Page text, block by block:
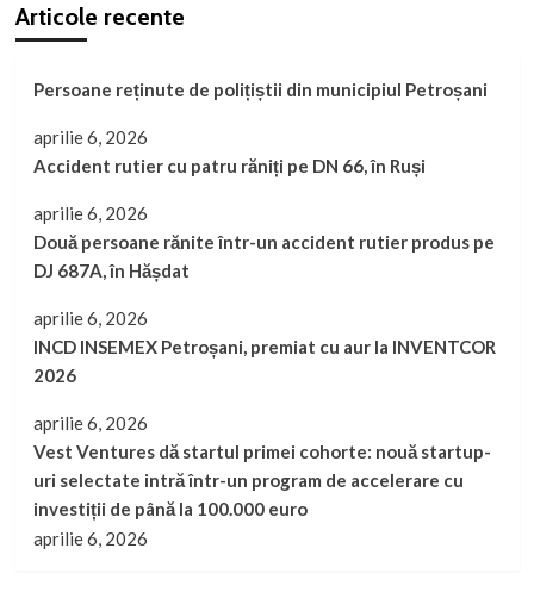
Articole recente
Persoane reținute de polițiștii din municipiul Petroșani
aprilie 6, 2026
Accident rutier cu patru răniți pe DN 66, în Ruși
aprilie 6, 2026
Două persoane rănite într-un accident rutier produs pe
DJ 687A, în Hășdat
aprilie 6, 2026
INCD INSEMEX Petroșani, premiat cu aur la INVENTCOR
2026
aprilie 6, 2026
Vest Ventures dă startul primei cohorte: nouă startup-
uri selectate intră într-un program de accelerare cu
investiții de până la 100.000 euro
aprilie 6, 2026